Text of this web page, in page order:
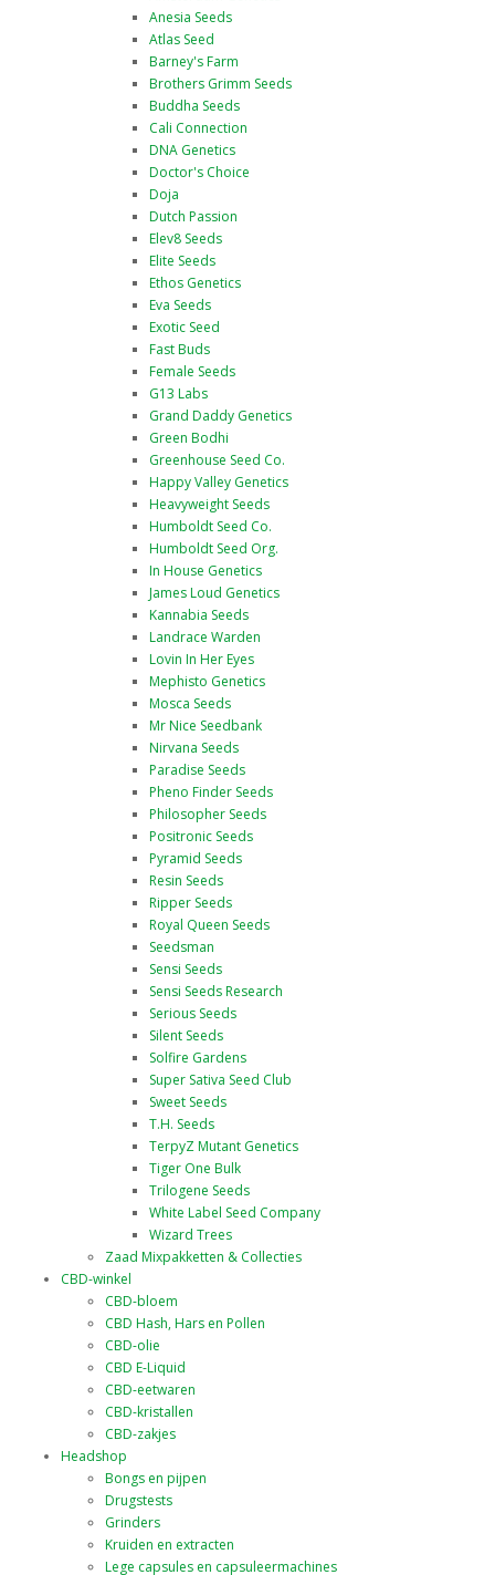
Anesia Seeds
Atlas Seed
Barney's Farm
Brothers Grimm Seeds
Buddha Seeds
Cali Connection
DNA Genetics
Doctor's Choice
Doja
Dutch Passion
Elev8 Seeds
Elite Seeds
Ethos Genetics
Eva Seeds
Exotic Seed
Fast Buds
Female Seeds
G13 Labs
Grand Daddy Genetics
Green Bodhi
Greenhouse Seed Co.
Happy Valley Genetics
Heavyweight Seeds
Humboldt Seed Co.
Humboldt Seed Org.
In House Genetics
James Loud Genetics
Kannabia Seeds
Landrace Warden
Lovin In Her Eyes
Mephisto Genetics
Mosca Seeds
Mr Nice Seedbank
Nirvana Seeds
Paradise Seeds
Pheno Finder Seeds
Philosopher Seeds
Positronic Seeds
Pyramid Seeds
Resin Seeds
Ripper Seeds
Royal Queen Seeds
Seedsman
Sensi Seeds
Sensi Seeds Research
Serious Seeds
Silent Seeds
Solfire Gardens
Super Sativa Seed Club
Sweet Seeds
T.H. Seeds
TerpyZ Mutant Genetics
Tiger One Bulk
Trilogene Seeds
White Label Seed Company
Wizard Trees
Zaad Mixpakketten & Collecties
CBD-winkel
CBD-bloem
CBD Hash, Hars en Pollen
CBD-olie
CBD E-Liquid
CBD-eetwaren
CBD-kristallen
CBD-zakjes
Headshop
Bongs en pijpen
Drugstests
Grinders
Kruiden en extracten
Lege capsules en capsuleermachines